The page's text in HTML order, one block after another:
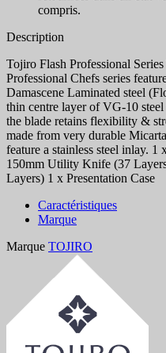
compris.
Description
Tojiro Flash Professional
Professional Chefs series
Damascene Laminated steel
thin centre layer of VG-10
the blade retains flexibility &
made from very durable
feature a stainless steel inlay.
150mm Utility Knife (37
Layers) 1 x Presentation Case
Caractéristiques
Marque
Marque TOJIRO